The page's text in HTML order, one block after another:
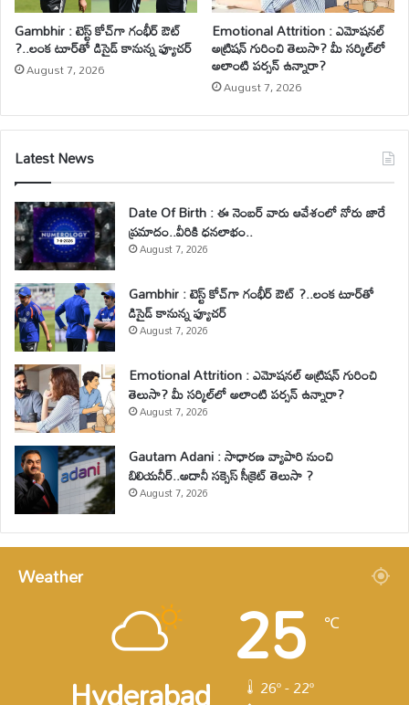
Gambhir : టెస్ట్ కోచ్‌గా గంభీర్ ఔట్
?..లంక టూర్‌తో డిసైడ్ కానున్న ఫ్యూచర్
August 7, 2026
Emotional Attrition : ఎమోషనల్
అట్రిషన్ గురించి తెలుసా? మీ సర్కిల్‌లో
అలాంటి పర్సన్ ఉన్నారా?
August 7, 2026
Latest News
Date Of Birth : ఈ నెంబర్ వారు ఆవేశంలో నోరు జారే
ప్రమాదం..వీరికి ధనలాభం..
August 7, 2026
Gambhir : టెస్ట్ కోచ్‌గా గంభీర్ ఔట్ ?..లంక టూర్‌తో
డిసైడ్ కానున్న ఫ్యూచర్
August 7, 2026
Emotional Attrition : ఎమోషనల్ అట్రిషన్ గురించి
తెలుసా? మీ సర్కిల్‌లో అలాంటి పర్సన్ ఉన్నారా?
August 7, 2026
Gautam Adani : సాధారణ వ్యాపారి నుంచి
బిలియనీర్..అదానీ సక్సెస్ సీక్రెట్ తెలుసా ?
August 7, 2026
Weather 25 ℃
26º - 22º